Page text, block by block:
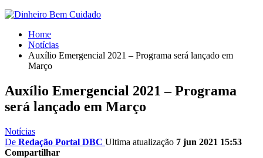
Home
Notícias
Auxílio Emergencial 2021 – Programa será lançado em
Março
Auxílio Emergencial 2021 – Programa
será lançado em Março
Notícias
De Redação Portal DBC Ultima atualização 7 jun 2021 15:53
Compartilhar